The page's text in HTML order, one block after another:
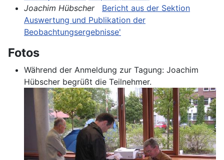
Joachim Hübscher
Bericht aus der Sektion
Auswertung und Publikation der
Beobachtungsergebnisse'
Fotos
Während der Anmeldung zur Tagung: Joachim
Hübscher begrüßt die Teilnehmer.